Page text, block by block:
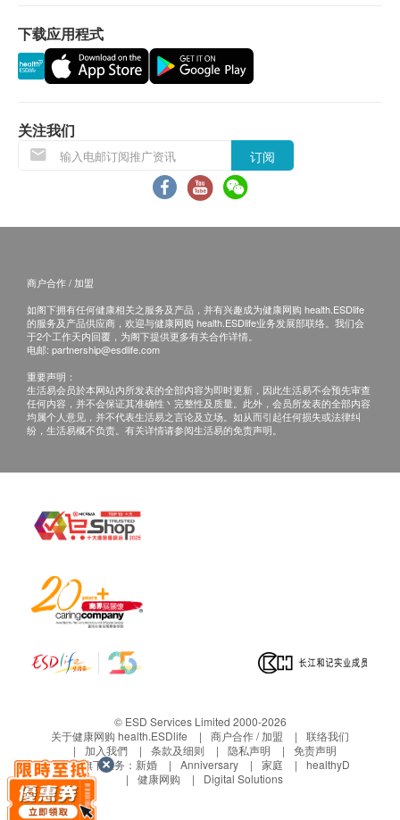
退换条款：
当顾客收取已订购之货品时，有责任检查货品是否
退换产品必须包装完整，如退换之产品有任何残缺
或过期退回，供应商有权不受理。
如有其他损坏或遗漏查询，顾客必须保留有效收据
正本，并于送货后3个工作天内按下列方式联络
下载应用程式
关注我们
订阅
商户合作 / 加盟
如阁下拥有任何健康相关之服务及产品，并有兴趣成为健康网购 health.ESDlife
的服务及产品供应商，欢迎与健康网购 health.ESDlife业务发展部联络。我们会
于2个工作天内回覆，为阁下提供更多有关合作详情。
电邮: partnership@esdlife.com
重要声明：
生活易会员於本网站内所发表的全部内容为即时更新，因此生活易不会预先审查
任何内容，并不会保证其准确性丶完整性及质量。此外，会员所发表的全部内容
均属个人意见，并不代表生活易之言论及立场。如从而引起任何损失或法律纠
纷，生活易概不负责。有关详情请参阅生活易的免责声明。
© ESD Services Limited 2000-2026
关于健康网购 health.ESDlife
商户合作 / 加盟
联络我们
加入我們
条款及细则 隐私声明
免责声明
生活易旗下业务： 新婚 Anniversary 家庭
healthyD
健康网购
Digital Solutions